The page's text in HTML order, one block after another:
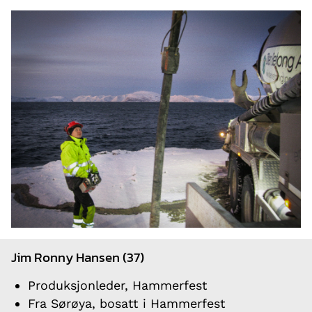
Jim Ronny Hansen (37)
Produksjonleder, Hammerfest
Fra Sørøya, bosatt i Hammerfest